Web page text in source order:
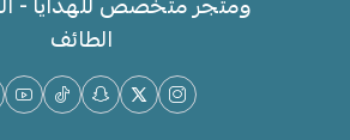
الطائف